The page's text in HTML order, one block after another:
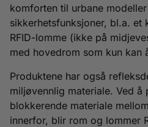
komforten til urbane
sikkerhetsfunksjoner, bl.a. et
RFID-lomme (ikke på
med hovedrom som kun kan
Produktene har også
miljøvennlig materiale. Ved å
blokkerende materiale
innerfor, blir rom og lommer